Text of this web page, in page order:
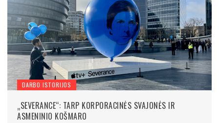
DARBO ISTORIJOS
„SEVERANCE“: TARP KORPORACINĖS SVAJONĖS IR
ASMENINIO KOŠMARO